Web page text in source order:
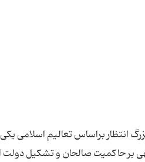
انتظار براساس تعالیم اسلامى
بر حاكمیت صالحان و تشكیل دولت